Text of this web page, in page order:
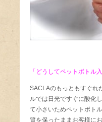
「どうしてペットボトル
SACLAのもっともすぐれ
ルでは日光ですぐに酸化
て小さいためペットボト
質を保ったままお客様に